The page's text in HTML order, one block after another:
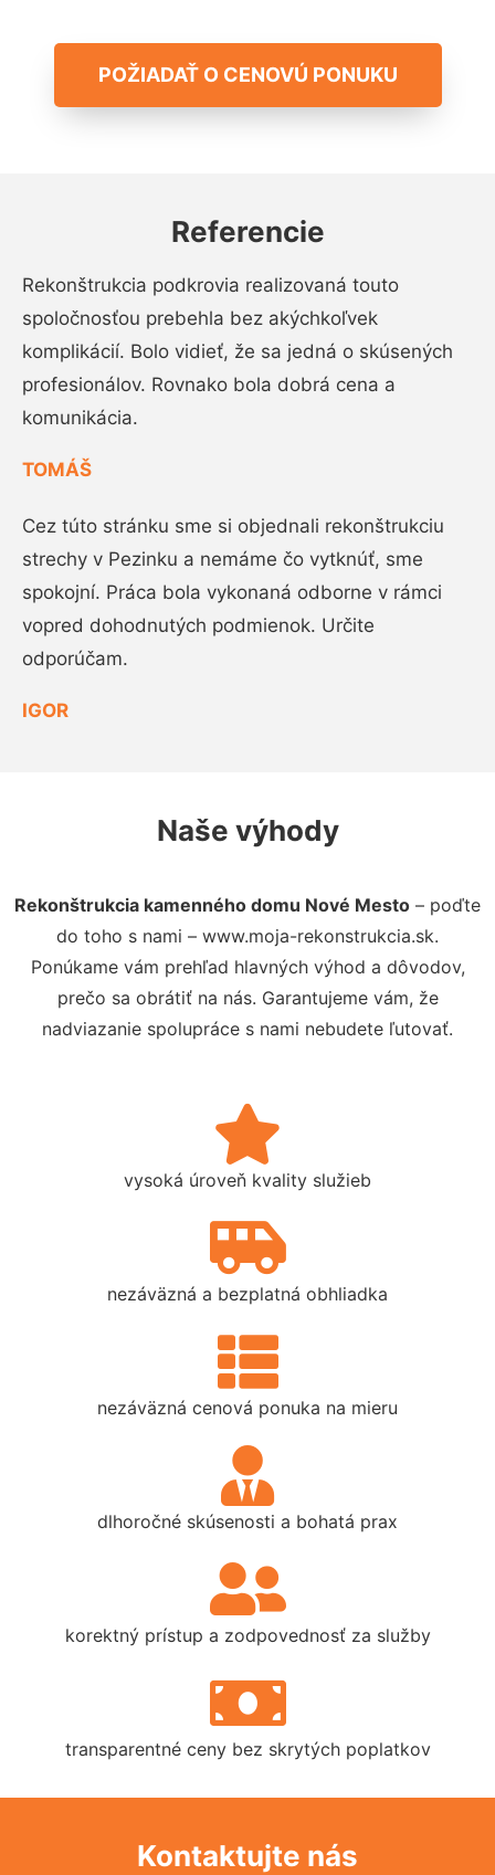
POŽIADAŤ O CENOVÚ PONUKU
Referencie
Rekonštrukcia podkrovia realizovaná touto
spoločnosťou prebehla bez akýchkoľvek
komplikácií. Bolo vidieť, že sa jedná o skúsených
profesionálov. Rovnako bola dobrá cena a
komunikácia.
TOMÁŠ
Cez túto stránku sme si objednali rekonštrukciu
strechy v Pezinku a nemáme čo vytknúť, sme
spokojní. Práca bola vykonaná odborne v rámci
vopred dohodnutých podmienok. Určite
odporúčam.
IGOR
Naše výhody
Rekonštrukcia kamenného domu Nové Mesto – poďte
do toho s nami – www.moja-rekonstrukcia.sk.
Ponúkame vám prehľad hlavných výhod a dôvodov,
prečo sa obrátiť na nás. Garantujeme vám, že
nadviazanie spolupráce s nami nebudete ľutovať.
vysoká úroveň kvality služieb
nezáväzná a bezplatná obhliadka
nezáväzná cenová ponuka na mieru
dlhoročné skúsenosti a bohatá prax
korektný prístup a zodpovednosť za služby
transparentné ceny bez skrytých poplatkov
Kontaktujte nás